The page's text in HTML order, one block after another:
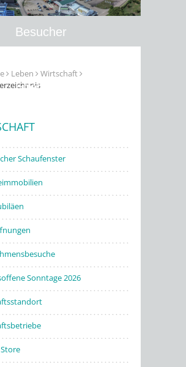
Besucher
Erleben
Leben
Wirtschaft
Schaufenster
Sonntage 2026